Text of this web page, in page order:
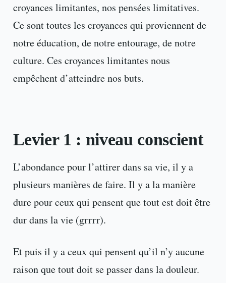
croyances limitantes, nos pensées limitatives.
Ce sont toutes les croyances qui proviennent de
notre éducation, de notre entourage, de notre
culture. Ces croyances limitantes nous
empêchent d’atteindre nos buts.
Levier 1 : niveau conscient
L’abondance pour l’attirer dans sa vie, il y a
plusieurs manières de faire. Il y a la manière
dure pour ceux qui pensent que tout est doit être
dur dans la vie (grrrr).
Et puis il y a ceux qui pensent qu’il n’y aucune
raison que tout doit se passer dans la douleur.